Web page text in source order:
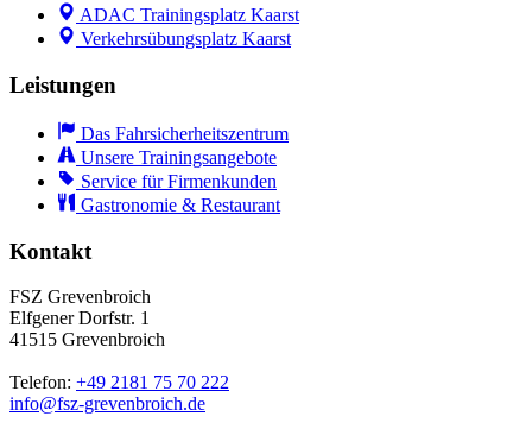
ADAC Trainingsplatz Kaarst
Verkehrsübungsplatz Kaarst
Leistungen
Das Fahrsicherheitszentrum
Unsere Trainingsangebote
Service für Firmenkunden
Gastronomie & Restaurant
Kontakt
FSZ Grevenbroich
Elfgener Dorfstr. 1
41515 Grevenbroich
Telefon: +49 2181 75 70 222
info@fsz-grevenbroich.de